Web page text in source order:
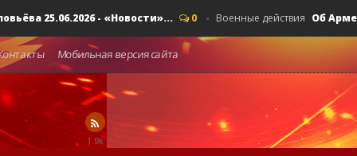
25.06.2026 - «Новости»... 0 Военные действия Об Армении,
Мобильная версия сайта
1.9k